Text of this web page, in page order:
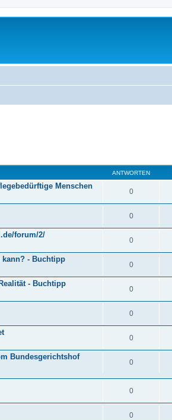
ANTWORTEN
Menschen
0
0
forum/2/
0
kann? - Buchtipp
0
- Buchtipp
0
0
0
Bundesgerichtshof
0
0
0